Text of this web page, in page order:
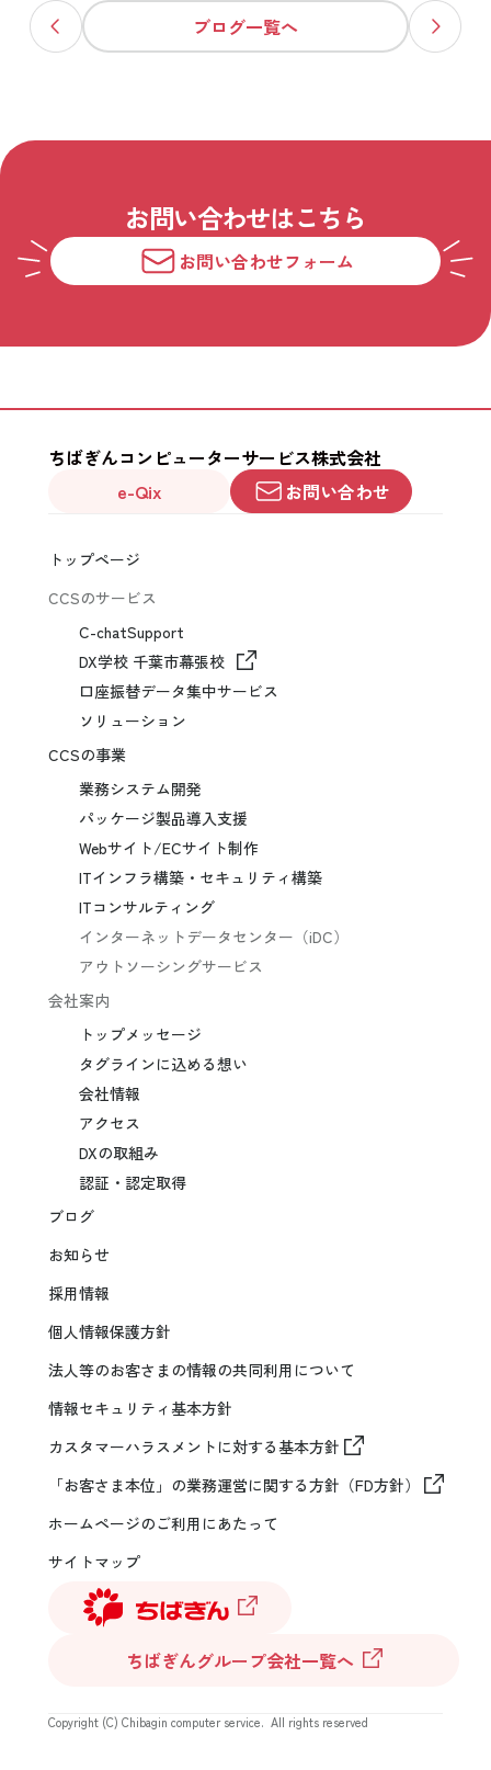
ブログ一覧へ
お問い合わせはこちら
お問い合わせフォーム
ちばぎんコンピューターサービス株式会社
e-Qix
お問い合わせ
トップページ
CCSのサービス
C-chatSupport
DX学校 千葉市幕張校
口座振替データ集中サービス
ソリューション
CCSの事業
業務システム開発
パッケージ製品導入支援
Webサイト/ECサイト制作
ITインフラ構築・セキュリティ構築
ITコンサルティング
インターネットデータセンター（iDC）
アウトソーシングサービス
会社案内
トップメッセージ
タグラインに込める想い
会社情報
アクセス
DXの取組み
認証・認定取得
ブログ
お知らせ
採用情報
個人情報保護方針
法人等のお客さまの情報の共同利用について
情報セキュリティ基本方針
カスタマーハラスメントに対する基本方針
「お客さま本位」の業務運営に関する方針（FD方針）
ホームページのご利用にあたって
サイトマップ
ちばぎんグループ会社一覧へ
Copyright (C) Chibagin computer service. All rights reserved